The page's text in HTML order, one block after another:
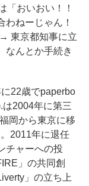
「おいおい！！
ねーじゃん！
東京都知事に立
なんとか手続き
22歳でpaperbo
2004年に第三
岡から東京に移
2011年に退任
チャーへの投
」の共同創
」の立ち上